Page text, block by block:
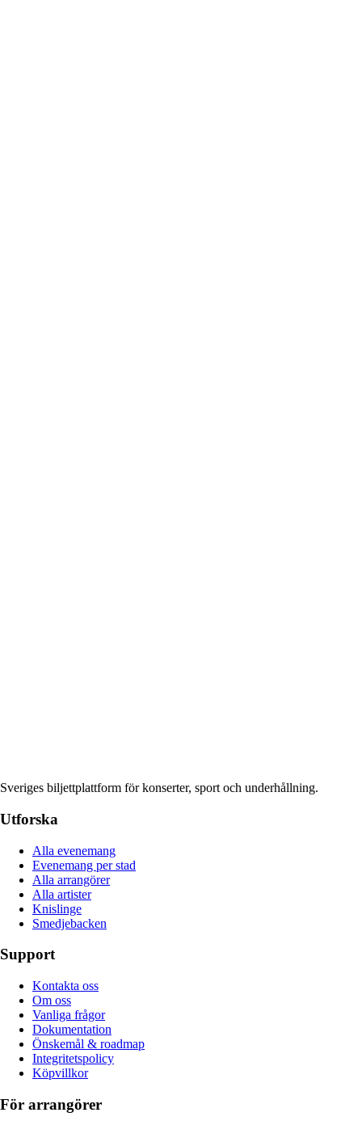
Sveriges biljettplattform för konserter, sport och underhållning.
Utforska
Alla evenemang
Evenemang per stad
Alla arrangörer
Alla artister
Knislinge
Smedjebacken
Support
Kontakta oss
Om oss
Vanliga frågor
Dokumentation
Önskemål & roadmap
Integritetspolicy
Köpvillkor
För arrangörer